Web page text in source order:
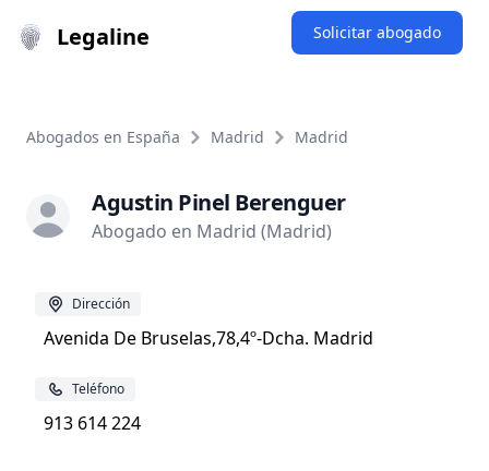
Legaline Solicitar abogado
Abogados en España Madrid Madrid
Agustin Pinel Berenguer
Abogado en Madrid (Madrid)
Dirección
Avenida De Bruselas,78,4º-Dcha. Madrid
Teléfono
913 614 224